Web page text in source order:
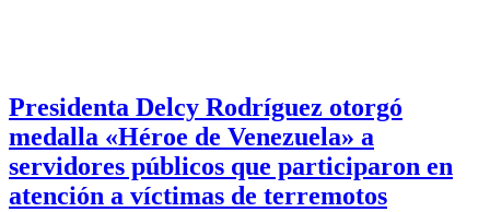
Presidenta Delcy Rodríguez otorgó
medalla «Héroe de Venezuela» a
servidores públicos que participaron en
atención a víctimas de terremotos